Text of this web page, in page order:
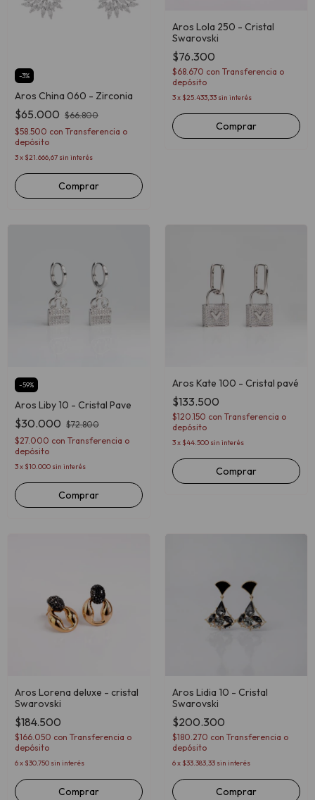
-3%
Aros China 060 - Zirconia
$65.000 $66.800
$58.500 con Transferencia o
depósito
3x $21.666,67 sin interés
Aros Lola 250 - Cristal
Swarovski
$76.300
$68.670 con Transferencia o
depósito
3x $25.433,33 sin interés
Comprar
-59%
Aros Liby 10 - Cristal Pave
$30.000 $72.800
$27.000 con Transferencia o
depósito
3x $10.000 sin interés
Comprar
Aros Kate 100 - Cristal pavé
$133.500
$120.150 con Transferencia o
depósito
3x $44.500 sin interés
Comprar
Aros Lorena deluxe - cristal
Swarovski
$184.500
$166.050 con Transferencia o
depósito
6x $30.750 sin interés
Comprar
Aros Lidia 10 - Cristal
Swarovski
$200.300
$180.270 con Transferencia o
depósito
6x $33.383,33 sin interés
Comprar